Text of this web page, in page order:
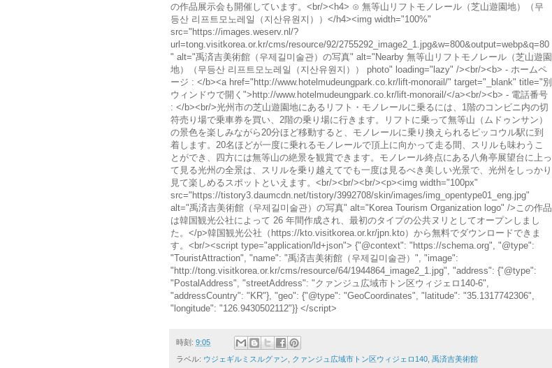
の作品展示会も開催しています。<br/><h4> ⊙ 無等山リフトモノレール（芝山遊園地）（무
등산 리프트모노레일（지산유원지））</h4><img width="100%"
src="https://images.weserv.nl/?
url=tong.visitkorea.or.kr/cms/resource/92/2755292_image2_1.jpg&w=800&output=webp&q=80
" alt="禹済吉美術館（우제길미술관）の写真" alt="Nearby 無等山リフトモノレール（芝山遊園
地）（무등산 리프트모노레일（지산유원지）） photo" loading="lazy" /><br/><b> - ホームペ
ージ : </b><a href="http://www.hotelmudeungpark.co.kr/lift-monorail/" target="_blank" title="別
ウィンドウで開く">http://www.hotelmudeungpark.co.kr/lift-monorail/</a><br/><b> - 電話番号
: </b><br/>光州市の芝山遊園地にあるリフト・モノレールに乗るには、1階のコンビニ内の切
符売り場で乗車券を買い、2階の乗り場に行きます。リフトに乗って無等山（ムドゥンサン）
の景色を楽しみながら20分ほど移動すると、モノレールに乗り換えられるピッコウル駅に到
着します。20名ほどが一度に乗れるモノレールで頂上に向かって走る間、スリルも味わうこ
とができ、四方には無等山の絶景を観賞できます。モノレール終点にある八角亭展望台に上っ
て見る光州の全景は、スリルを乗り越えてでも一度は見るべき美しい光景で、光州をしっかり
見て楽しめるスポットといえます。<br/><br/><br/><p><img width="100px"
src="https://tistory3.daumcdn.net/tistory/3992708/skin/images/img_opentype01_eng.jpg"
alt="禹済吉美術館（우제길미술관）の写真" alt="Korea Tourism Organization logo" />この作品
は韓国観光公社によって 26 年間作成され、最初のタイプの公共ヌリとしてオープンしまし
た。</p>韓国観光公社（https://kto.visitkorea.or.kr/jpn.kto）から無料でダウンロードできま
す。<br/><script type="application/ld+json"> {"@context": "https://schema.org", "@type":
"TouristAttraction", "name": "禹済吉美術館（우제길미술관）", "image":
"http://tong.visitkorea.or.kr/cms/resource/64/1944864_image2_1.jpg", "address": {"@type":
"PostalAddress", "streetAddress": "クァンジュ広域市トン区ウィジェロ140-6",
"addressCountry": "KR"}, "geo": {"@type": "GeoCoordinates", "latitude": "35.1317742306",
"longitude": "126.9430502112"}} </script>
時刻: 9:05
ラベル: ウジェギルミスルグァン クァンジュ広域市トン区ウィジェロ140 禹済吉美術館